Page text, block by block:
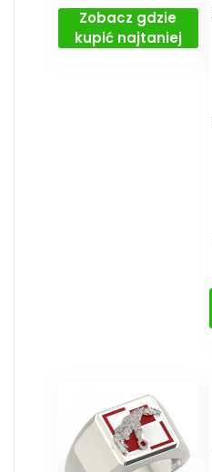
Zobacz gdzie
kupić najtaniej